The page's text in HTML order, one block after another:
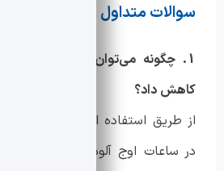
سوالات متداول
1. چگونه می‌توان تأثیر آلودگی
کاهش داد؟
از طریق استفاده از ماسک‌های
در ساعات اوج آلودگی و استفاده